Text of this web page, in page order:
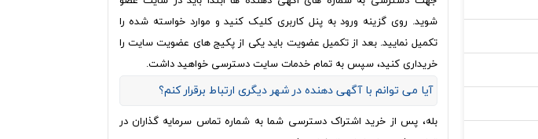
شوید. روی گزینه ورود به پنل کاربری کلیک کنید و موارد خواسته شده را
تکمیل نمایید. بعد از تکمیل عضویت باید یکی از پکیج های عضویت سایت را
خریداری کنید، سپس به تمام خدمات سایت دسترسی خواهید داشت.
آیا می توانم با آگهی دهنده در شهر دیگری ارتباط برقرار کنم؟
بله، پس از خرید اشتراک دسترسی شما به شماره تماس سرمایه گذاران در